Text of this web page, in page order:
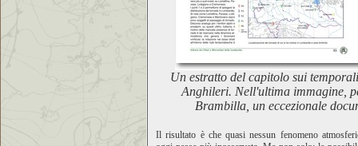
Un estratto del capitolo sui
Anghileri. Nell'ultima immagine,
Brambilla, un eccezionale
Il risultato è che quasi nessun fenomeno